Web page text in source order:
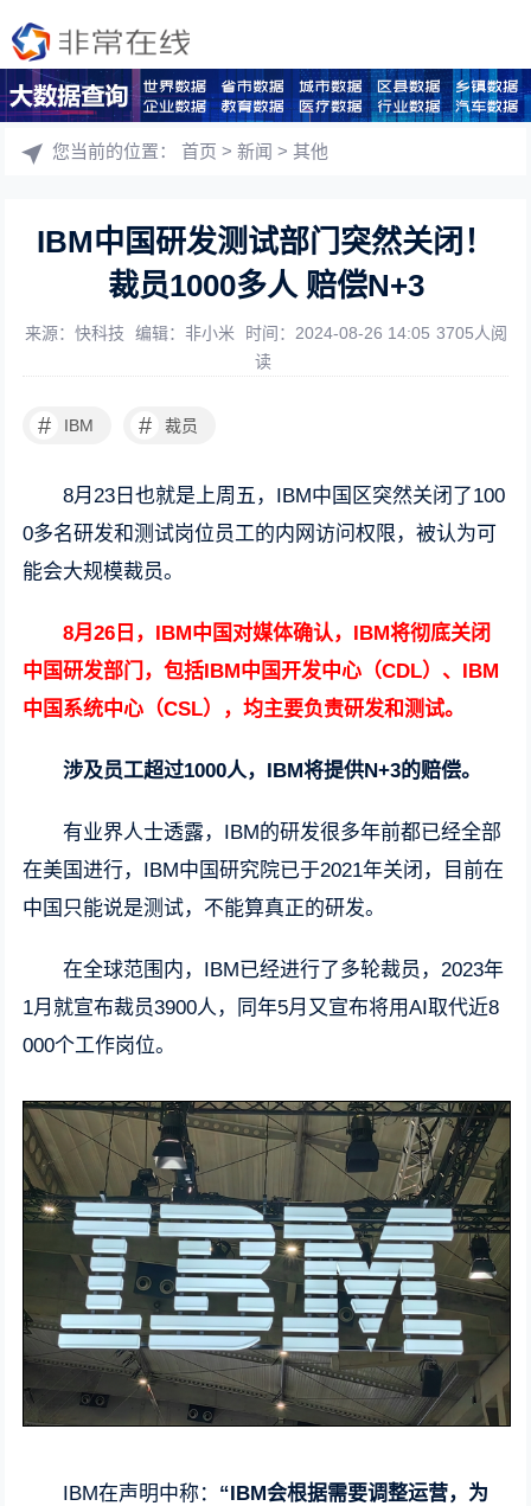
您当前的位置：首页 >新闻 >其他
IBM中国研发测试部门突然关闭！
裁员1000多人 赔偿N+3
来源：快科技 编辑：非小米 时间：2024-08-26 14:05 3705人阅
读
# IBM # 裁员
8月23日也就是上周五，IBM中国区突然关闭了100
0多名研发和测试岗位员工的内网访问权限，被认为可
能会大规模裁员。
8月26日，IBM中国对媒体确认，IBM将彻底关闭
中国研发部门，包括IBM中国开发中心（CDL）、IBM
中国系统中心（CSL），均主要负责研发和测试。
涉及员工超过1000人，IBM将提供N+3的赔偿。
有业界人士透露，IBM的研发很多年前都已经全部
在美国进行，IBM中国研究院已于2021年关闭，目前在
中国只能说是测试，不能算真正的研发。
在全球范围内，IBM已经进行了多轮裁员，2023年
1月就宣布裁员3900人，同年5月又宣布将用AI取代近8
000个工作岗位。
IBM在声明中称： “IBM会根据需要调整运营，为